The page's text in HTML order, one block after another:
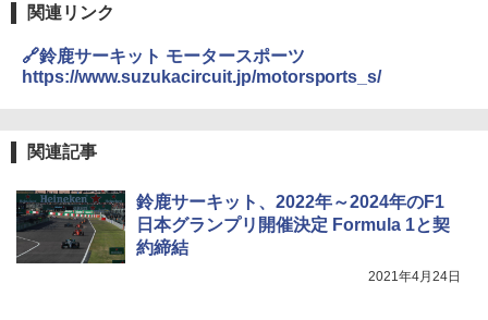
関連リンク
🔗鈴鹿サーキット モータースポーツ
https://www.suzukacircuit.jp/motorsports_s/
関連記事
鈴鹿サーキット、2022年～2024年のF1
日本グランプリ開催決定 Formula 1と契
約締結
2021年4月24日